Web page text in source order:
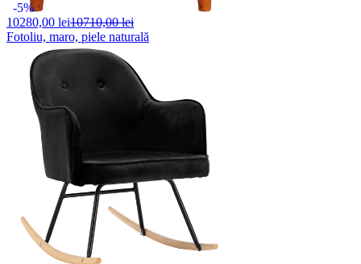
-5%
10280,00 lei10710,00 lei
Fotoliu, maro, piele naturală